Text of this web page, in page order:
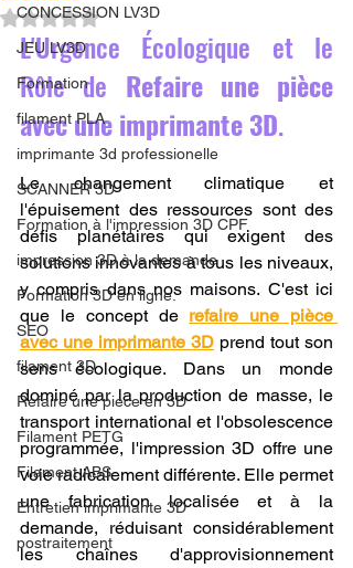
CONCESSION LV3D
JEU LV3D
Formation
filament PLA
imprimante 3d professionelle
SCANNER 3D
Formation à l'impression 3D CPF
impression 3D à la demande
Formation 3D en ligne.
SEO
filament 3D
Refaire une piece en 3D
Filament PETG
Filament ABS
Entretien imprimante 3D
postraitement
Noté NaN étoiles sur 5.
L'Urgence Écologique et le
Rôle de Refaire une pièce
avec une imprimante 3D.
Le changement climatique et
l'épuisement des ressources sont des
défis planétaires qui exigent des
solutions innovantes à tous les niveaux,
y compris dans nos maisons. C'est ici
que le concept de refaire une pièce
avec une imprimante 3D prend tout son
sens écologique. Dans un monde
dominé par la production de masse, le
transport international et l'obsolescence
programmée, l'impression 3D offre une
voie radicalement différente. Elle permet
une fabrication localisée et à la
demande, réduisant considérablement
les chaînes d'approvisionnement